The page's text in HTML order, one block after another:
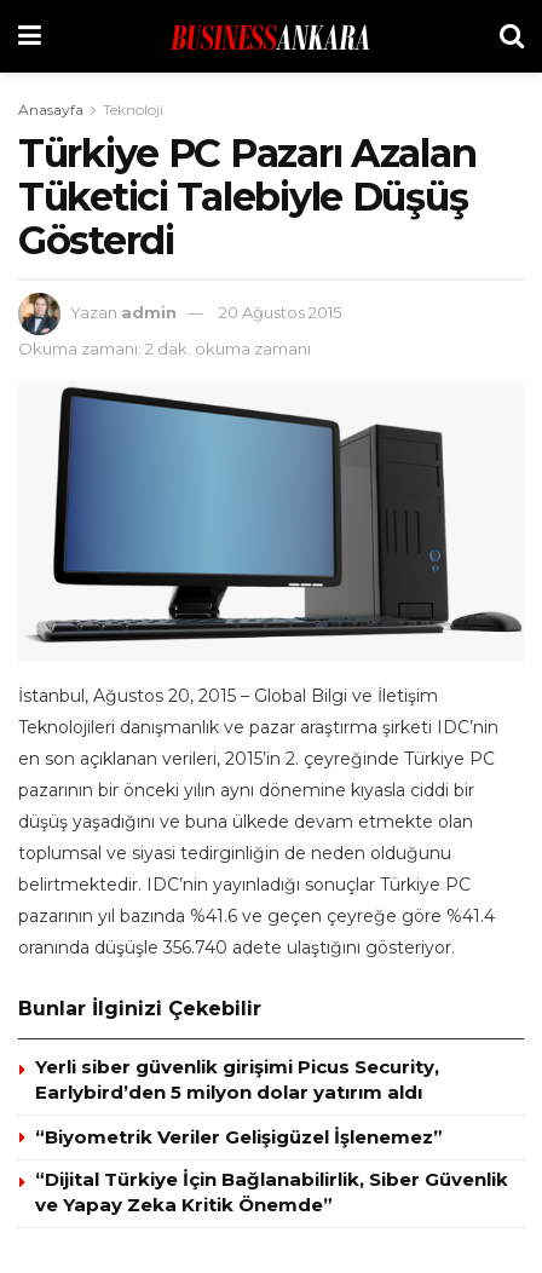
Anasayfa Teknoloji
Türkiye PC Pazarı Azalan
Tüketici Talebiyle Düşüş
Gösterdi
Yazan admin
20 Ağustos 2015
Okuma zamanı: 2 dak. okuma zamanı
İstanbul, Ağustos 20, 2015 – Global Bilgi ve İletişim
Teknolojileri danışmanlık ve pazar araştırma şirketi IDC’nin
en son açıklanan verileri, 2015’in 2. çeyreğinde Türkiye PC
pazarının bir önceki yılın aynı dönemine kıyasla ciddi bir
düşüş yaşadığını ve buna ülkede devam etmekte olan
toplumsal ve siyasi tedirginliğin de neden olduğunu
belirtmektedir. IDC’nin yayınladığı sonuçlar Türkiye PC
pazarının yıl bazında %41.6 ve geçen çeyreğe göre %41.4
oranında düşüşle 356.740 adete ulaştığını gösteriyor.
Bunlar İlginizi Çekebilir
Yerli siber güvenlik girişimi Picus Security,
Earlybird’den 5 milyon dolar yatırım aldı
“Biyometrik Veriler Gelişigüzel İşlenemez”
“Dijital Türkiye İçin Bağlanabilirlik, Siber Güvenlik
ve Yapay Zeka Kritik Önemde”